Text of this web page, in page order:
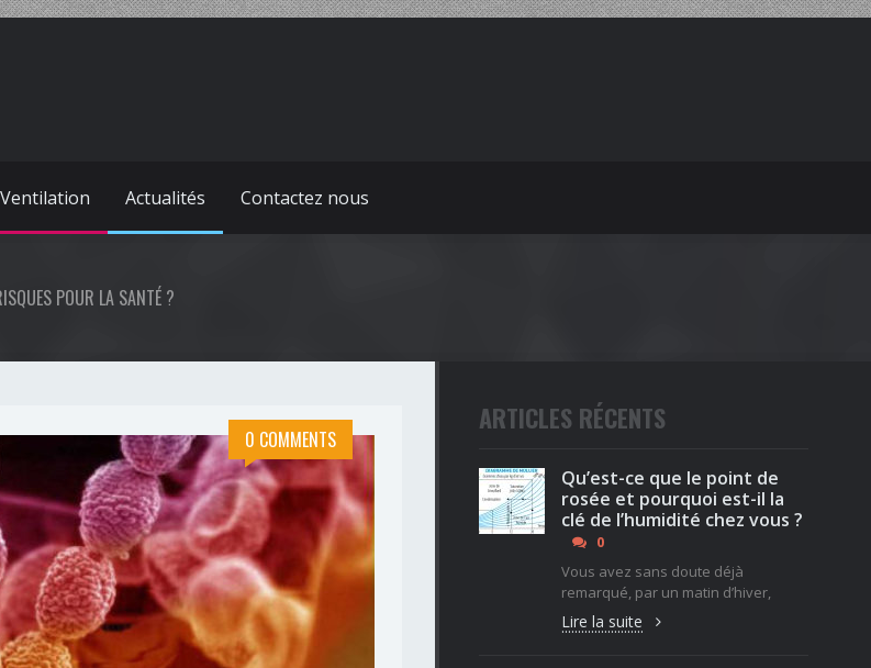
Ventilation Actualités Contactez nous
POUR LA SANTÉ ?
0 COMMENTS
ARTICLES RÉCENTS
Qu’est-ce que le point de
rosée et pourquoi est-il la
clé de l’humidité chez vous ?
0
Vous avez sans doute déjà
remarqué, par un matin d’hiver,
Lire la suite